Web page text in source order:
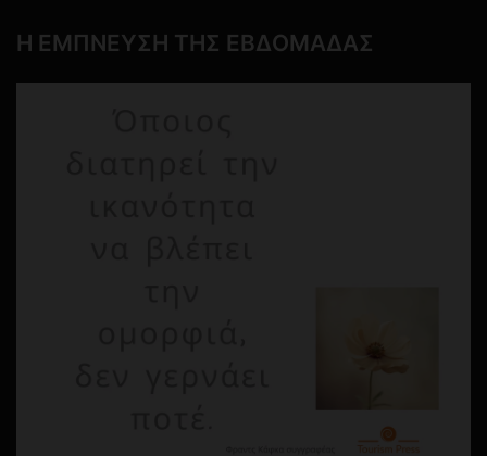
Η ΕΜΠΝΕΥΣΗ ΤΗΣ ΕΒΔΟΜΑΔΑΣ